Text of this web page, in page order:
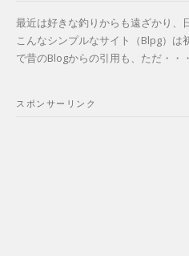
最近は好きな釣りからも遠ざかり、
こんなシンプルなサイト（Blpg）は
で昔のBlogからの引用も、ただ・・
スポンサーリンク